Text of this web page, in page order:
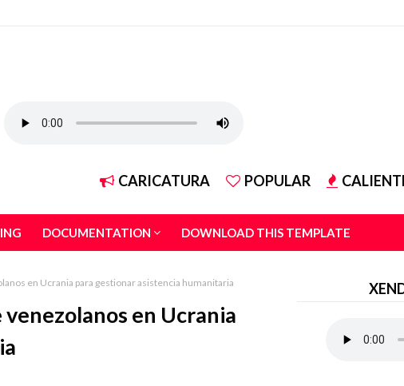
CARICATURA POPULAR
DOCUMENTATION DOWNLOAD THIS TEMPLATE
en Ucrania para gestionar asistencia humanitaria
en Ucrania